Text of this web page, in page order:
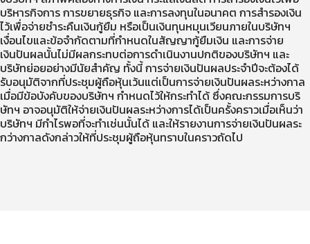
บริหารกิจการ การขยายธุรกิจ และการลงทุนในอนาคต การสำรองเงิน
ไว้เพื่อจ่ายชำระคืนเงินกู้ยืม หรือเป็นเงินทุนหมุนเวียนภายในบริษัทฯ
เงื่อนไขและข้อจำกัดตามที่กำหนดในสัญญากู้ยืมเงิน และการจ่าย
เงินปันผลนั้นไม่มีผลกระทบต่อการดำเนินงานปกติของบริษัทฯ และ
บริษัทย่อยอย่างมีนัยสำคัญ ทั้งนี้ การจ่ายเงินปันผลประจำปีจะต้องได้
รับอนุมัติจากที่ประชุมผู้ถือหุ้นเว้นแต่เป็นการจ่ายเงินปันผลระหว่างกาล
เมื่อมีข้อบังคับของบริษัทฯ กำหนดไว้ให้กระทำได้ ซึ่งคณะกรรมการบริ
ษัทฯ อาจอนุมัติให้จ่ายเงินปันผลระหว่างการได้เป็นครั้งคราวเมื่อเห็นว่า
บริษัทฯ มีกำไรพอที่จะทำเช่นนั้นได้ และให้รายงานการจ่ายเงินปันผลระ
กว่างกาลดังกล่าวให้ที่ประชุมผู้ถือหุ้นทราบในคราวถัดไป